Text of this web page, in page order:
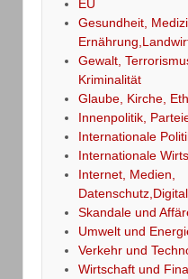
EU
Gesundheit,
Gewalt,
Kriminalität
Glaube, Kirche,
Innenpolitik,
Internationale
Internationale
Internet, Medien,
Skandale und
Umwelt und
Verkehr und
Wirtschaft und